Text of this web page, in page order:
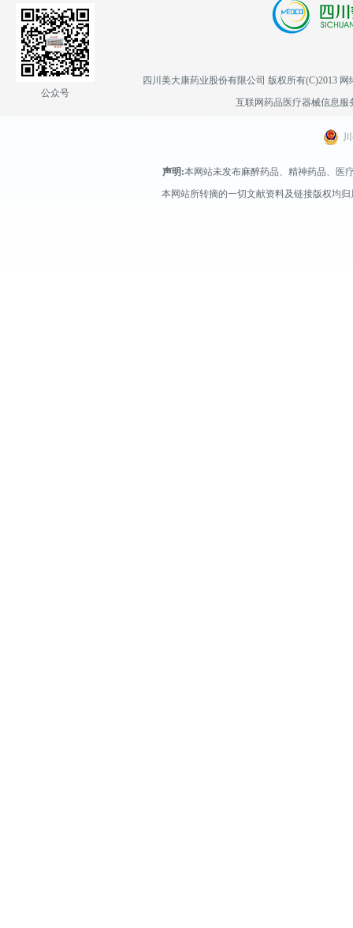
四川美大康药业股份有限公司 版权所有(C)2013 网
互联网药品医疗器械信息服
声明:本网站未发布麻醉药品、精神药品、医
本网站所转摘的一切文献资料及链接版权均归
公众号